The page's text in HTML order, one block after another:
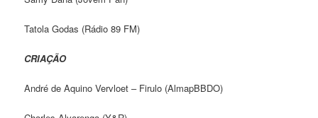
Tatola Godas (Rádio 89 FM)
CRIAÇÃO
André de Aquino Vervloet – Firulo (AlmapBBDO)